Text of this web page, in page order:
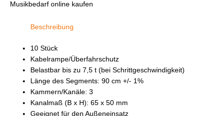
Musikbedarf online kaufen
Beschreibung
10 Stück
Kabelrampe/Überfahrschutz
Belastbar bis zu 7,5 t (bei Schrittgeschwindigkeit)
Länge des Segments: 90 cm +/- 1%
Kammern/Kanäle: 3
Kanalmaß (B x H): 65 x 50 mm
Geeignet für den Außeneinsatz